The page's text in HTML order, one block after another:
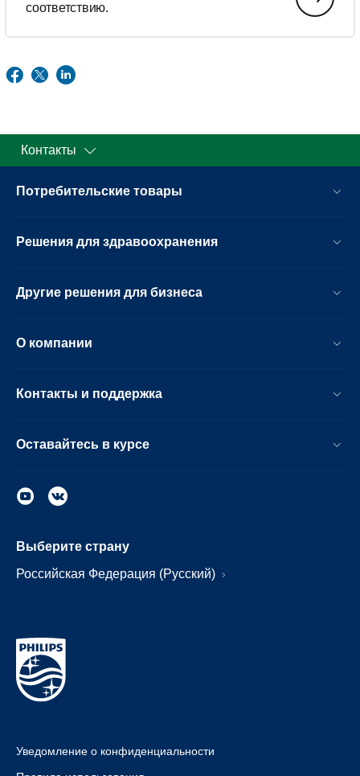
соответствию.
Контакты
Потребительские товары
Решения для здравоохранения
Другие решения для бизнеса
О компании
Контакты и поддержка
Оставайтесь в курсе
Выберите страну
Российская Федерация (Русский)
Уведомление о конфиденциальности